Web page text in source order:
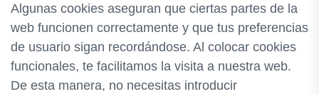
Algunas cookies aseguran que ciertas partes de la
web funcionen correctamente y que tus preferencias
de usuario sigan recordándose. Al colocar cookies
funcionales, te facilitamos la visita a nuestra web.
De esta manera, no necesitas introducir